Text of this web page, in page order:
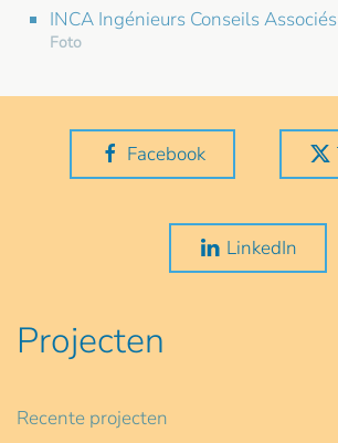
INCA Ingénieurs Conseils Associés
Foto
Facebook
LinkedIn
Projecten
Recente projecten